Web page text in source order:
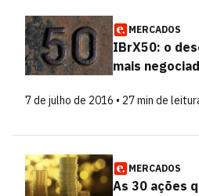
MERCADOS
IBrX50: o
mais
7 de julho de 2016 • 27 min de
MERCADOS
As 30 ações